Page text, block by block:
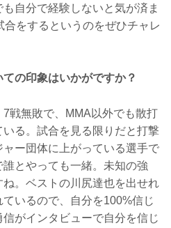
自分で経験しないと気が済ま
をするというのをぜひチャレ
の印象はいかがですか？
戦無敗で、MMA以外でも散打
る。試合を見る限りだと打撃
ー団体に上がっている選手で
とやっても一緒。未知の強
。ベストの川尻達也を出せれ
いるので、自分を100%信じ
がインタビューで自分を信じ